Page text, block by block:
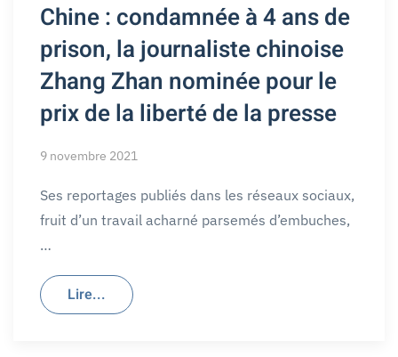
Chine : condamnée à 4 ans de
prison, la journaliste chinoise
Zhang Zhan nominée pour le
prix de la liberté de la presse
9 novembre 2021
Ses reportages publiés dans les réseaux sociaux,
fruit d’un travail acharné parsemés d’embuches,
…
Lire...